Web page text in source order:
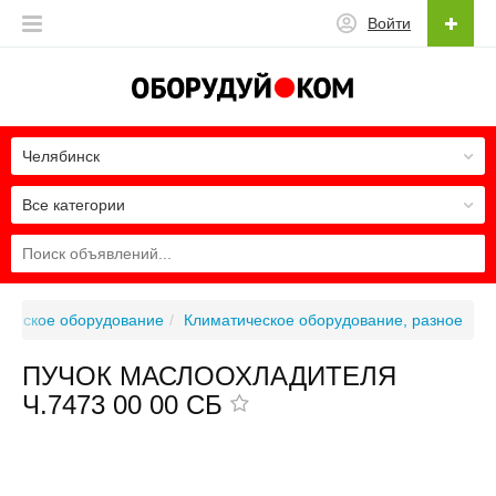
Войти
Все категории
Челябинск
оборудование Климатическое оборудование, разное
ПУЧОК МАСЛООХЛАДИТЕЛЯ
Ч.7473 00 00 СБ